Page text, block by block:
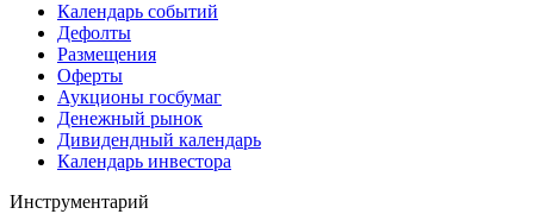
Календарь событий
Дефолты
Размещения
Оферты
Аукционы госбумаг
Денежный рынок
Дивидендный календарь
Календарь инвестора
Инструментарий